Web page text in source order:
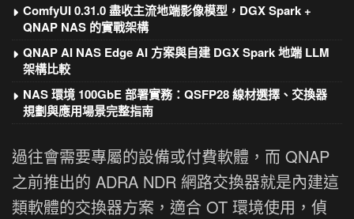
ComfyUI 0.31.0 盡收主流地端影像模型，DGX Spark +
QNAP NAS 的實戰架構
QNAP AI NAS Edge AI 方案與自建 DGX Spark 地端 LLM
架構比較
NAS 環境 100GbE 部署實務：QSFP28 線材選擇、交換器
規劃與應用場景完整指南
過往會需要專屬的設備或付費軟體，而 QNAP
之前推出的 ADRA NDR 網路交換器就是內建這
類軟體的交換器方案，適合 OT 環境使用，偵